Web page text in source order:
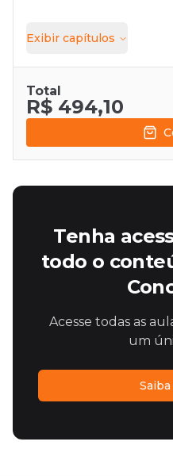
Exibir capítulos
Total
R$ 494,10
Tenha
todo o
Acesse todas as
um